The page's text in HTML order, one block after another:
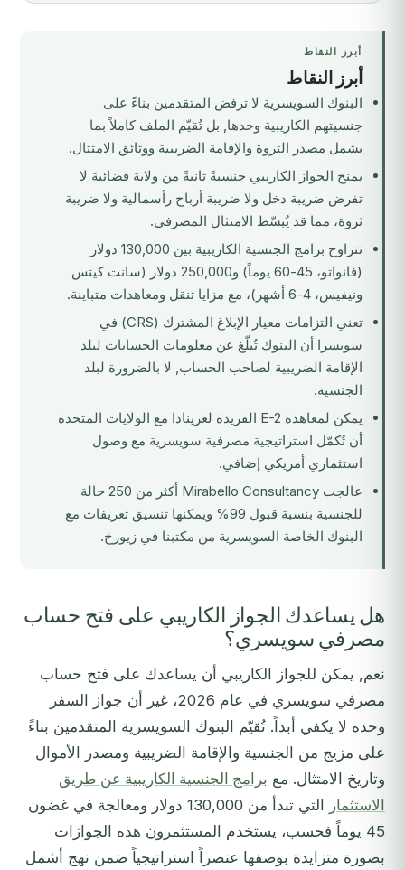
أبرز النقاط
أبرز النقاط
البنوك السويسرية لا ترفض المتقدمين بناءً على
جنسيتهم الكاريبية وحدها, بل تُقيّم الملف كاملاً بما
يشمل مصدر الثروة والإقامة الضريبية ووثائق الامتثال.
يمنح الجواز الكاريبي جنسيةً ثانيةً من ولاية قضائية لا
تفرض ضريبة دخل ولا ضريبة أرباح رأسمالية ولا ضريبة
ثروة، مما قد يُبسّط الامتثال المصرفي.
تتراوح برامج الجنسية الكاريبية بين 130,000 دولار
(فانواتو، 45-60 يوماً) و250,000 دولار (سانت كيتس
ونيفيس، 4-6 أشهر)، مع مزايا تنقل ومعاهدات متباينة.
تعني التزامات معيار الإبلاغ المشترك (CRS)
في
سويسرا أن البنوك تُبلّغ عن معلومات الحسابات لبلد
الإقامة الضريبية لصاحب الحساب, لا بالضرورة لبلد
الجنسية.
يمكن لمعاهدة E-2 الفريدة لغرينادا مع الولايات المتحدة
أن تُكمّل استراتيجية مصرفية سويسرية مع وصول
استثماري أمريكي إضافي.
عالجت Mirabello Consultancy أكثر من 250 حالة
للجنسية بنسبة قبول 99% ويمكنها تنسيق تعريفات مع
البنوك الخاصة السويسرية من مكتبنا في زيورخ.
هل يساعدك الجواز الكاريبي على فتح حساب
مصرفي سويسري؟
نعم, يمكن للجواز الكاريبي أن يساعدك على فتح حساب
مصرفي سويسري في عام 2026، غير أن جواز السفر
وحده لا يكفي أبداً. تُقيّم البنوك السويسرية المتقدمين بناءً
على مزيج من الجنسية والإقامة الضريبية ومصدر الأموال
وتاريخ الامتثال. مع برامج الجنسية الكاريبية عن طريق
الاستثمار
التي تبدأ من 130,000 دولار ومعالجة في غضون
45 يوماً فحسب، يستخدم المستثمرون هذه الجوازات
بصورة متزايدة بوصفها عنصراً استراتيجياً ضمن نهج أشمل